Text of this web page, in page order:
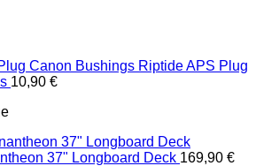
Riptide APS Plug
10,90 €
37" Longboard Deck 169,90 €